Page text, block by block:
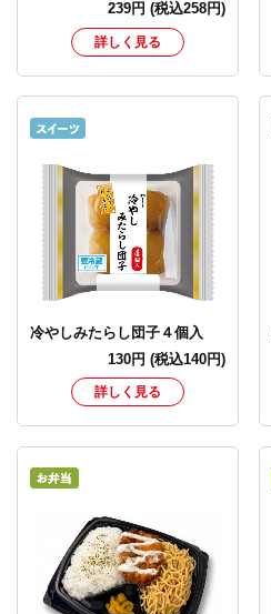
239円(税込258円)
詳しく見る
冷やしみたらし団子４個入
130円(税込140円)
詳しく見る